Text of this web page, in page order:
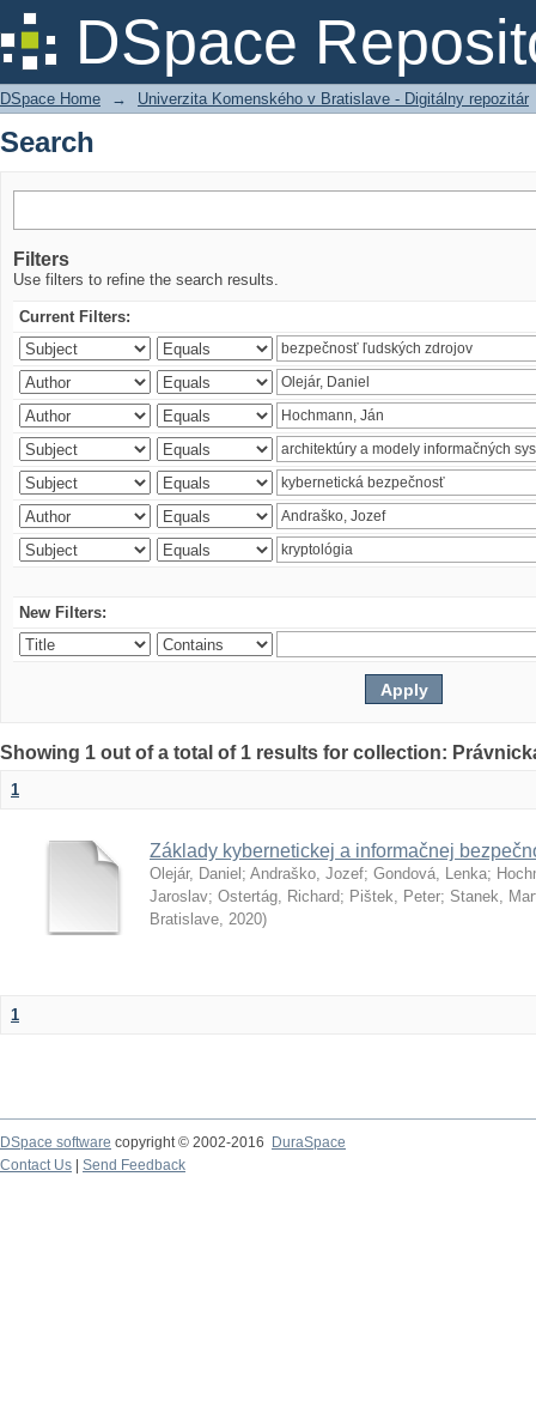
DSpace
Search
DSpace Home → Univerzita Komenského v Bratislave - Digitálny repozitár
Search
Filters
Use filters to refine the search results.
Current Filters:
New Filters:
Showing 1 out of a total of 1 results for collection:
1
Základy kybernetickej a informačnej
Olejár, Daniel ; Andraško, Jozef; Gondová, Lenka;
Jaroslav; Ostertág, Richard; Pištek, Peter; Stanek,
Bratislave, 2020)
1
DSpace software copyright © 2002-2016
DuraSpace
Contact Us
Send Feedback